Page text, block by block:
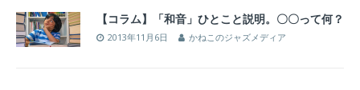
【コラム】「和音」ひとこと説明。〇〇って何？
2013年11月6日 かねこのジャズメディア